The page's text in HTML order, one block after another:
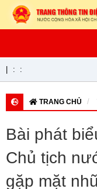
: :
TRANG CHỦ
Bài phát
Chủ tịch
gặp mặt